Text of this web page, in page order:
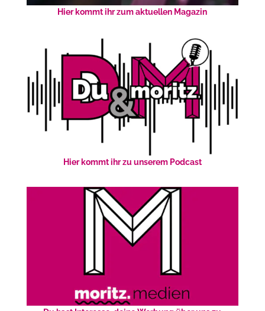
Hier kommt ihr zum aktuellen Magazin
Hier kommt ihr zu unserem Podcast